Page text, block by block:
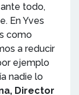
todo,
En Yves
como
a reducir
ejemplo
nadie lo
Director